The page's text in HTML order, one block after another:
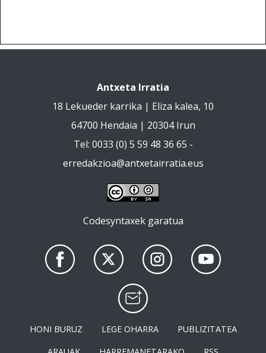
Antxeta Irratia
18 Lekueder karrika | Eliza kalea, 10
64700 Hendaia | 20304 Irun
Tel: 0033 (0) 5 59 48 36 65 -
erredakzioa@antxetairratia.eus
Codesyntaxek garatua
HONI BURUZ LEGE OHARRA
PUBLIZITATEA